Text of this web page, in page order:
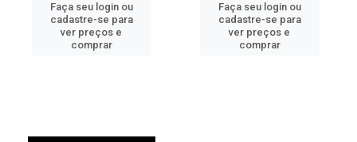
Faça seu login ou
cadastre-se para
ver preços e
comprar
Faça seu login ou
cadastre-se para
ver preços e
comprar